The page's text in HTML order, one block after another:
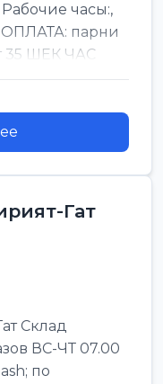
часы:,
ОПЛАТА: парни
35 ШЕК ЧАС
Гат
Склад
ВС-ЧТ 07.00
по